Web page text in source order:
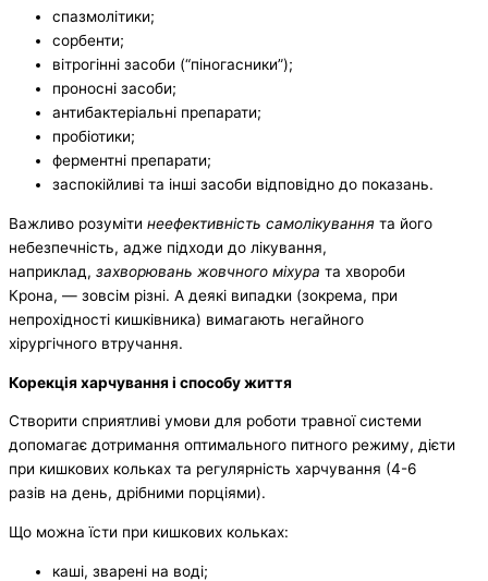
спазмолітики;
сорбенти;
вітрогінні засоби (“піногасники”);
проносні засоби;
антибактеріальні препарати;
пробіотики;
ферментні препарати;
заспокійливі та інші засоби відповідно до показань.
Важливо розуміти неефективність самолікування та його
небезпечність, адже підходи до лікування,
наприклад, захворювань жовчного міхура та хвороби
Крона, — зовсім різні. А деякі випадки (зокрема, при
непрохідності кишківника) вимагають негайного
хірургічного втручання.
Корекція харчування і способу життя
Створити сприятливі умови для роботи травної системи
допомагає дотримання оптимального питного режиму, дієти
при кишкових кольках та регулярність харчування (4-6
разів на день, дрібними порціями).
Що можна їсти при кишкових кольках:
каші, зварені на воді;